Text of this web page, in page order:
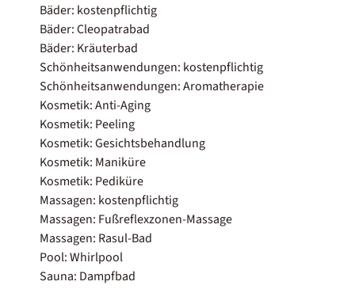
Bäder: kostenpflichtig
Bäder: Cleopatrabad
Bäder: Kräuterbad
Schönheitsanwendungen: kostenpflichtig
Schönheitsanwendungen: Aromatherapie
Kosmetik: Anti-Aging
Kosmetik: Peeling
Kosmetik: Gesichtsbehandlung
Kosmetik: Maniküre
Kosmetik: Pediküre
Massagen: kostenpflichtig
Massagen: Fußreflexzonen-Massage
Massagen: Rasul-Bad
Pool: Whirlpool
Sauna: Dampfbad